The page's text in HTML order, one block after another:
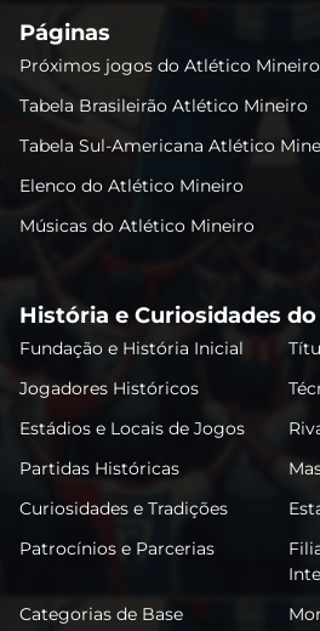
Páginas
Próximos jogos do Atlético Mineiro
Tabela Brasileirão Atlético Mineiro
Tabela Sul-Americana Atlético
Elenco do Atlético Mineiro
Músicas do Atlético Mineiro
História e Curiosidades
Fundação e História Inicial
Jogadores Históricos
Estádios e Locais de Jogos
Partidas Históricas
Curiosidades e Tradições
Patrocínios e Parcerias
Categorias de Base